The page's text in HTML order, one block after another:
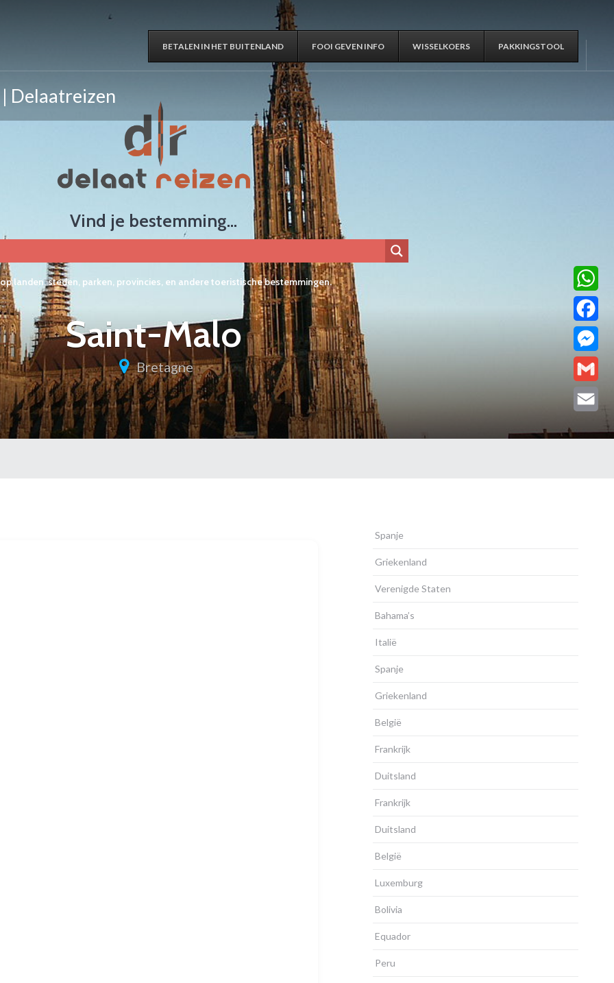
Delaatreizen
BETALEN IN HET BUITENLAND FOOI GEVEN INFO WISSELKOERS PAKKINGSTOOL
Vind je bestemming...
landen, steden, parken, provincies, en andere toeristische bestemmingen.
Saint-Malo
Bretagne
Spanje
Griekenland
Verenigde Staten
Bahama’s
Italië
Spanje
Griekenland
België
Frankrijk
Duitsland
Frankrijk
Duitsland
België
Luxemburg
Bolivia
Equador
Peru
Gmail